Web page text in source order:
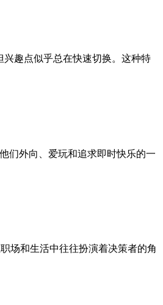
趣点似乎总在快速切换。这种特
们外向、爱玩和追求即时快乐的一
场和生活中往往扮演着决策者的角